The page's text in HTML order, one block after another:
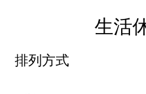
生活
排列方式